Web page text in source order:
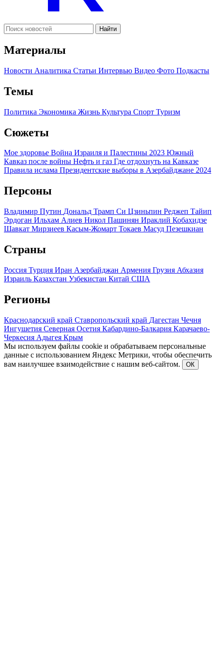
Найти
Материалы
Новости Аналитика Статьи Интервью Видео Фото Подкасты
Темы
Политика Экономика Жизнь Культура Спорт Туризм
Сюжеты
Мое здоровье Война Израиля и Палестины 2023 Южный
Кавказ после войны Нефть и газ Где отдохнуть на Кавказе
Правила ислама Президентские выборы в Азербайджане 2024
Персоны
Владимир Путин Дональд Трамп Си Цзиньпин Реджеп Тайип
Эрдоган Ильхам Алиев Никол Пашинян Ираклий Кобахидзе
Шавкат Мирзиеев Касым-Жомарт Токаев Масуд Пезешкиан
Страны
Россия Турция Иран Азербайджан Армения Грузия Абхазия
Израиль Казахстан Узбекистан Китай США
Регионы
Краснодарский край Ставропольский край Дагестан Чечня
Ингушетия Северная Осетия Кабардино-Балкария Карачаево-
Черкесия Адыгея Крым
Мы используем файлы cookie и обрабатываем персональные
данные с использованием Яндекс Метрики, чтобы обеспечить
вам наилучшее взаимодействие с нашим веб-сайтом.
ОК